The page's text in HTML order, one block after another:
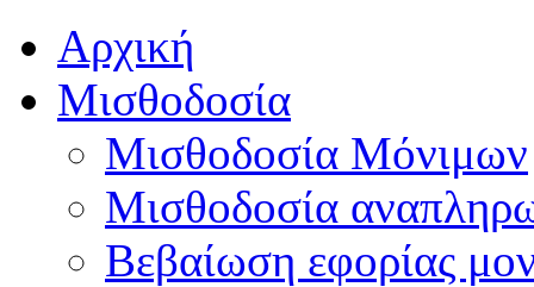
Αρχική
Μισθοδοσία
Μισθοδοσία Μόνιμων
Μισθοδοσία
Βεβαίωση εφορίας